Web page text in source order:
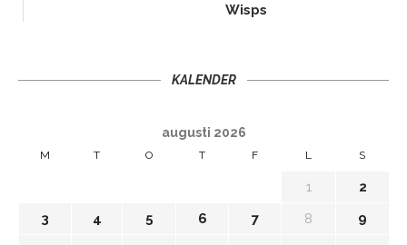
Wisps
KALENDER
augusti 2026
M T O T F L S
1
2
3
4 5 6 7 8
9